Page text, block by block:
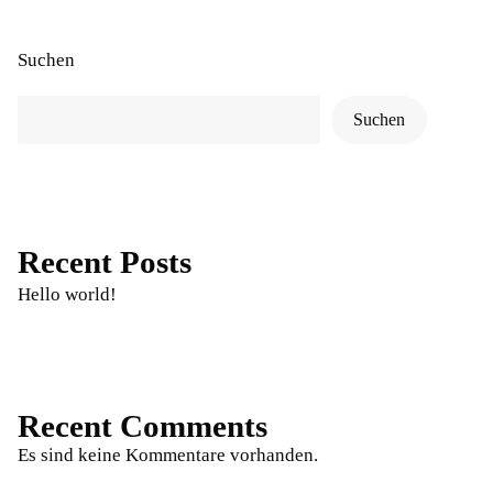
Suchen
Suchen
Recent Posts
Hello world!
Recent Comments
Es sind keine Kommentare vorhanden.